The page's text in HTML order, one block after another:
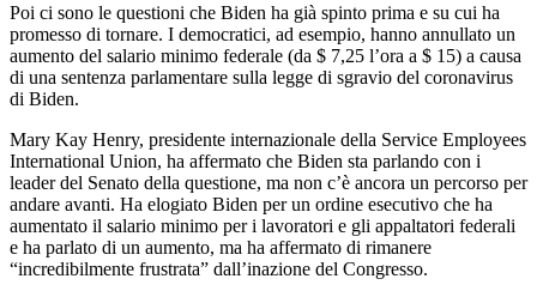
Poi ci sono le questioni che Biden ha già spinto prima e su cui ha
promesso di tornare. I democratici, ad esempio, hanno annullato un
aumento del salario minimo federale (da $ 7,25 l’ora a $ 15) a causa
di una sentenza parlamentare sulla legge di sgravio del coronavirus
di Biden.
Mary Kay Henry, presidente internazionale della Service Employees
International Union, ha affermato che Biden sta parlando con i
leader del Senato della questione, ma non c’è ancora un percorso per
andare avanti. Ha elogiato Biden per un ordine esecutivo che ha
aumentato il salario minimo per i lavoratori e gli appaltatori federali
e ha parlato di un aumento, ma ha affermato di rimanere
“incredibilmente frustrata” dall’inazione del Congresso.